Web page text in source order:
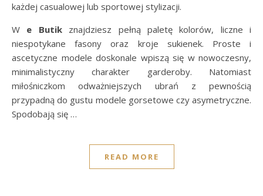
każdej casualowej lub sportowej stylizacji.
W e Butikznajdziesz pełną paletę kolorów, liczne i
niespotykane fasony oraz kroje sukienek. Proste i
ascetyczne modele doskonale wpiszą się w nowoczesny,
minimalistyczny charakter garderoby. Natomiast
miłośniczkom odważniejszych ubrań z pewnością
przypadną do gustu modele gorsetowe czy asymetryczne.
Spodobają się …
READ MORE